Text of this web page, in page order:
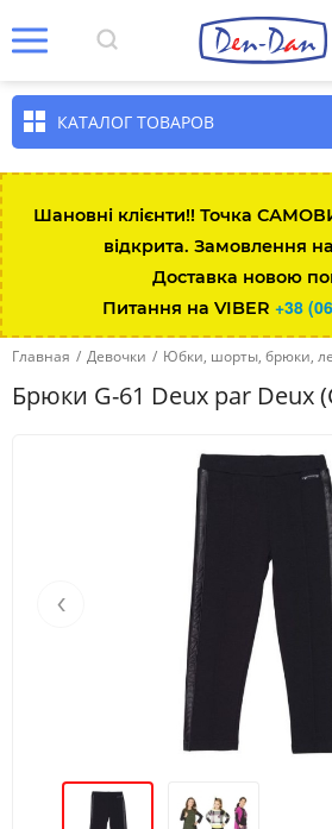
КАТАЛОГ ТОВАРОВ
Шановні клієнти!! Точка
відкрита. Замовлення
Доставка новою
Питання на VIBER +38
Главная / Девочки / Юбки, шорты, брюки,
Брюки G-61 Deux par Deux
‹